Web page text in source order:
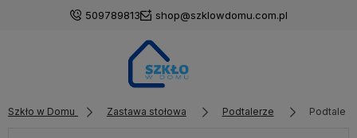
509789813 shop@szklowdomu.com.pl
Szkło w Domu Zastawa stołowa Podtalerze Podtalerz